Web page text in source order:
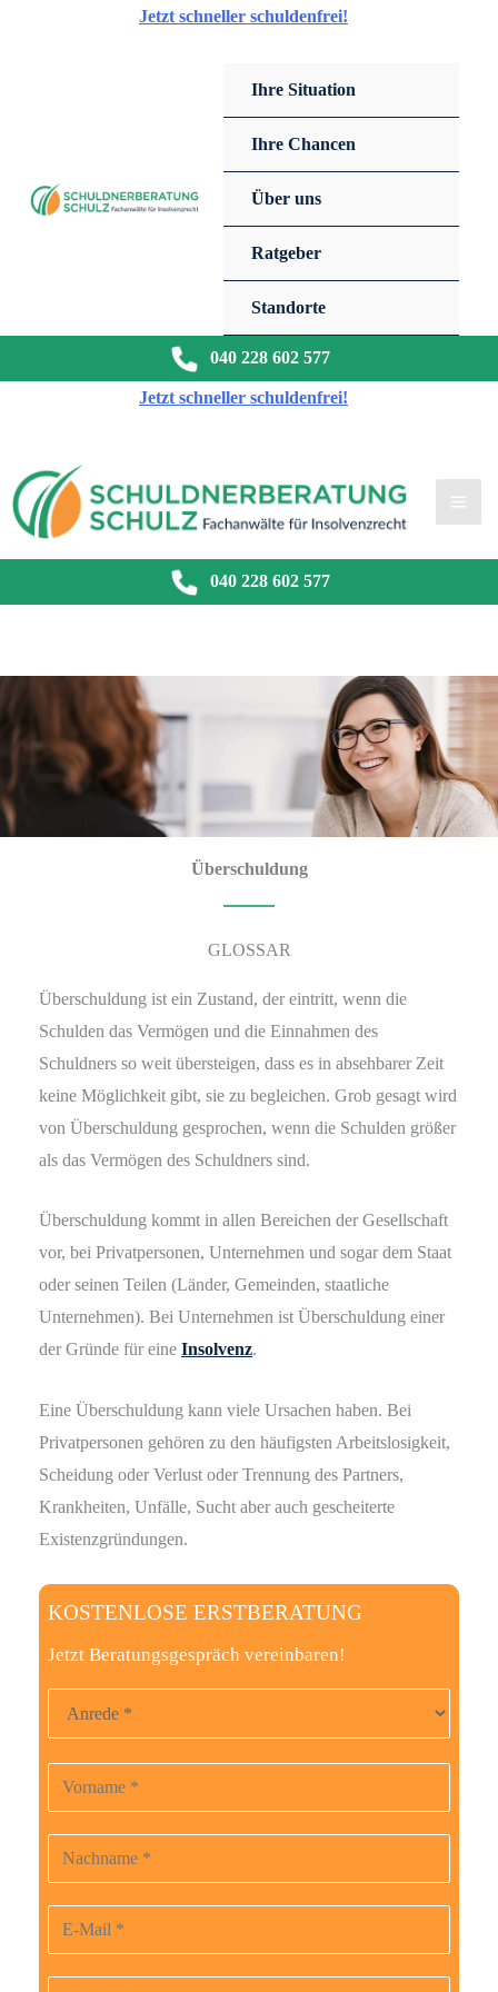
Jetzt schneller schuldenfrei!
Ihre Situation
Ihre Chancen
Über uns
Ratgeber
Standorte
040 228 602 577
Jetzt schneller schuldenfrei!
040 228 602 577
Überschuldung
GLOSSAR
Überschuldung ist ein Zustand, der eintritt, wenn die
Schulden das Vermögen und die Einnahmen des
Schuldners so weit übersteigen, dass es in absehbarer Zeit
keine Möglichkeit gibt, sie zu begleichen. Grob gesagt wird
von Überschuldung gesprochen, wenn die Schulden größer
als das Vermögen des Schuldners sind.
Überschuldung kommt in allen Bereichen der Gesellschaft
vor, bei Privatpersonen, Unternehmen und sogar dem Staat
oder seinen Teilen (Länder, Gemeinden, staatliche
Unternehmen). Bei Unternehmen ist Überschuldung einer
der Gründe für eine Insolvenz.
Eine Überschuldung kann viele Ursachen haben. Bei
Privatpersonen gehören zu den häufigsten Arbeitslosigkeit,
Scheidung oder Verlust oder Trennung des Partners,
Krankheiten, Unfälle, Sucht aber auch gescheiterte
Existenzgründungen.
KOSTENLOSE ERSTBERATUNG
Jetzt Beratungsgespräch vereinbaren!
Anrede
B
t
a
Vorname
Nachname
E-Mail-Adresse
Telefonnummer